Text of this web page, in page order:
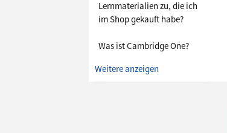
Lernmaterialien zu, die ich
im Shop gekauft habe?
Was ist Cambridge One?
Weitere anzeigen